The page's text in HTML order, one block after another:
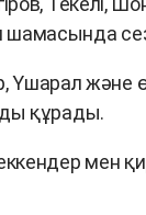
шамасында
Үшарал және
құрады.
мен